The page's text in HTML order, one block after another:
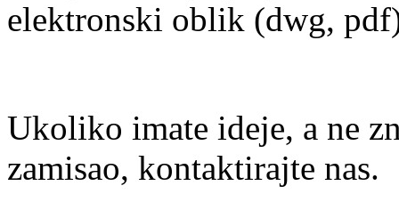
elektronski oblik (dwg,
Ukoliko imate ideje, a ne
zamisao, kontaktirajte nas.